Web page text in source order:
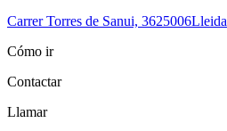
Carrer Torres de Sanui, 3625006Lleida
Cómo ir
Contactar
Llamar